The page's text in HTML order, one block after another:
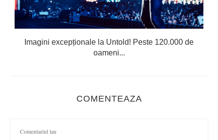
Imagini excepționale la Untold! Peste 120.000 de
oameni...
COMENTEAZA